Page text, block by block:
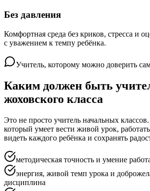
Без давления
Комфортная среда без криков, стресса и
с уважением к темпу ребёнка.
Учитель, которому можно доверить
Каким должен быть
жоховского класса
Это не просто учитель начальных
который умеет вести живой урок,
видеть каждого ребёнка и сохранять
методическая точность и умение
энергия, живой темп урока и
дисциплина